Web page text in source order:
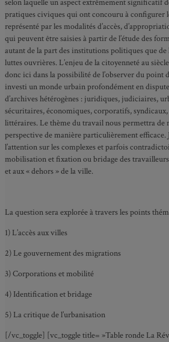
selon laquelle un aspect extrêmement significatif
pratiques civiques qui ont concouru à configurer
représenté par les modalités d’accès,
qui peuvent être saisies à partir de l’étude des
autant de la part des institutions politiques que de
luttes ouvrières. L’enjeu de la citoyenneté au
donc ici dans la possibilité de l’observer du point
investi un monde urbain profondément en
d’archives hétérogènes : juridiques, judiciaires,
sécuritaires, économiques, corporatifs,
littéraires. Le thème du travail nous permettra de
perspective de manière particulièrement efficace.
l’attention sur les complexes et parfois
mobilisation et fixation ou bridage des
et aux « dehors » de la ville.
La question sera explorée à travers les points
1) L’accès aux villes
2) Le gouvernement des migrations
3) Corporations et mobilité
4) Identification et bridage
5) La critique de l’urbanisation
[/vc_toggle] [vc_toggle title= »Table ronde La